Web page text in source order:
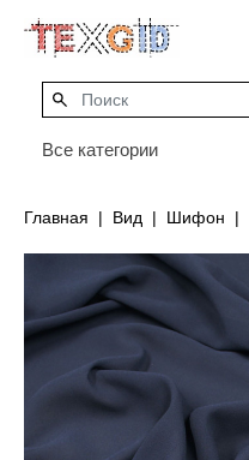
Все категории
Главная Вид Шифон